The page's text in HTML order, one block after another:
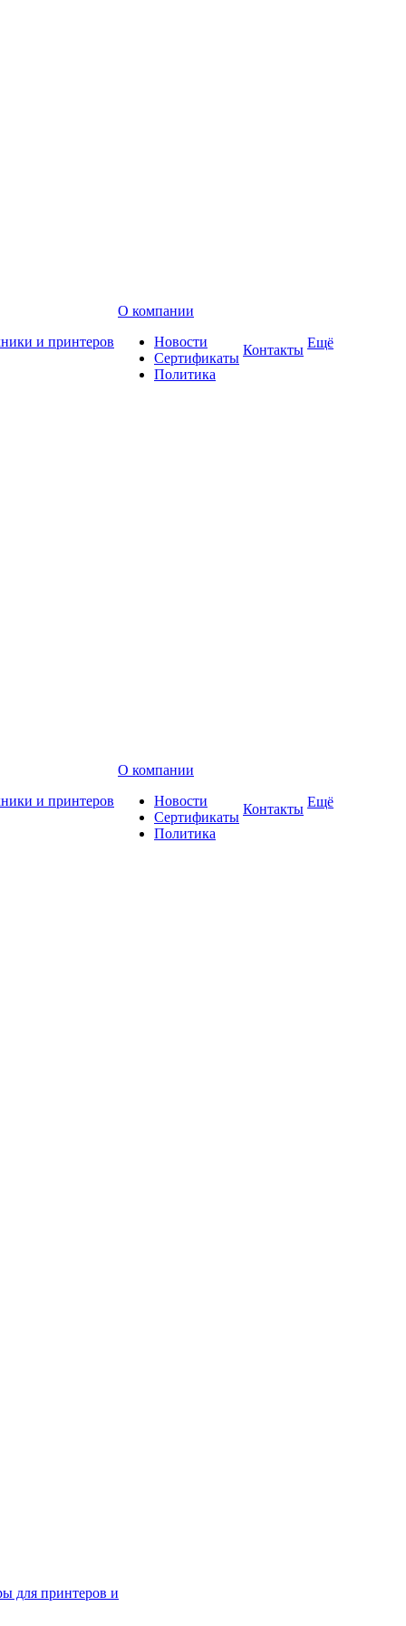
и принтеров
О компании
Новости
Сертификаты
Политика
Контакты Ещё
и принтеров
О компании
Новости
Сертификаты
Политика
Контакты Ещё
для принтеров и